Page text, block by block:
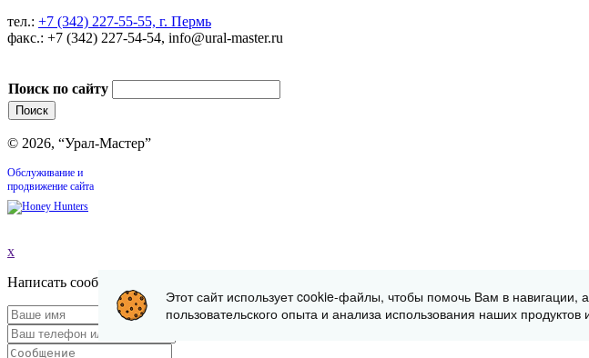
тел.: +7 (342) 227-55-55, г. Пермь
факс.: +7 (342) 227-54-54, info@ural-master.ru
Поиск по сайту
© 2026, “Урал-Мастер”
Обслуживание и
продвижение сайта
x
Написать сообщение
Этот сайт использует cookie-файлы, чтобы помочь Вам в навигации,
пользовательского опыта и анализа использования наших продуктов